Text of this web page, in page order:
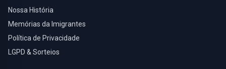
Nossa História
Memórias da Imigrantes
Política de Privacidade
LGPD & Sorteios